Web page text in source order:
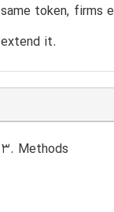
same token, firms
extend it.
3. Methods